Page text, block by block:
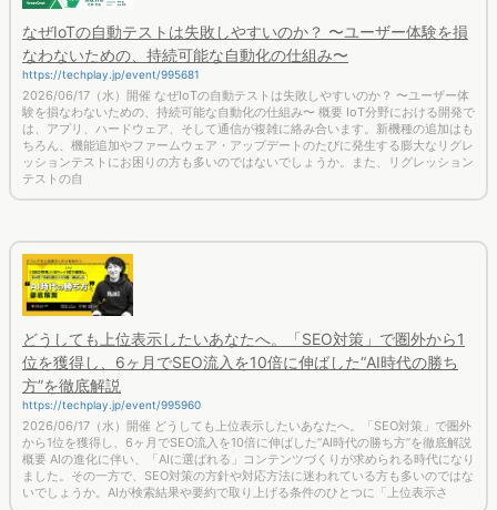
なぜIoTの自動テストは失敗しやすいのか？ 〜ユーザー体験を損
なわないための、持続可能な自動化の仕組み〜
https://techplay.jp/event/995681
2026/06/17（水）開催 なぜIoTの自動テストは失敗しやすいのか？ 〜ユーザー体
験を損なわないための、持続可能な自動化の仕組み〜 概要 IoT分野における開発で
は、アプリ、ハードウェア、そして通信が複雑に絡み合います。新機種の追加はも
ちろん、機能追加やファームウェア・アップデートのたびに発生する膨大なリグレ
ッションテストにお困りの方も多いのではないでしょうか。また、リグレッション
テストの自
どうしても上位表示したいあなたへ。「SEO対策」で圏外から1
位を獲得し、6ヶ月でSEO流入を10倍に伸ばした“AI時代の勝ち
方”を徹底解説
https://techplay.jp/event/995960
2026/06/17（水）開催 どうしても上位表示したいあなたへ。「SEO対策」で圏外
から1位を獲得し、6ヶ月でSEO流入を10倍に伸ばした“AI時代の勝ち方”を徹底解説
概要 AIの進化に伴い、「AIに選ばれる」コンテンツづくりが求められる時代になり
ました。その一方で、SEO対策の方針や対応方法に迷われている方も多いのではな
いでしょうか。AIが検索結果や要約で取り上げる条件のひとつに「上位表示さ